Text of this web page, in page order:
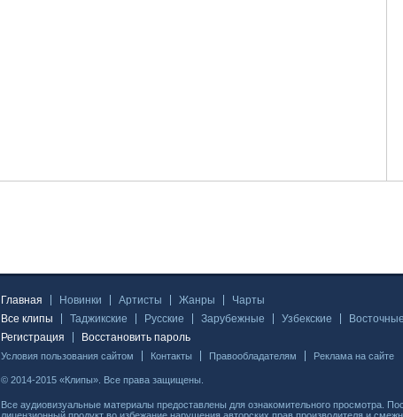
Главная Новинки Артисты Жанры
Чарты
Все клипы
Таджикские Русские Зарубежные Узбекские Восточные
Регистрация
Восстановить пароль
Условия пользования сайтом Контакты Правообладателям Реклама на сайте
© 2014-2015 «Клипы». Все права защищены.
Все аудиовизуальные материалы предоставлены для ознакомительного просмотра.